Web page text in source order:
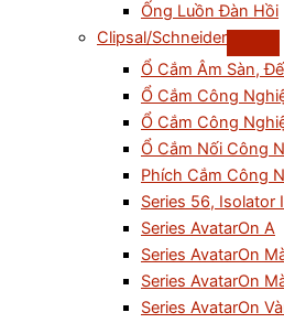
Ống Luồn Đàn Hồi
Clipsal/Schneider
Ổ Cắm Âm Sàn,
Ổ Cắm Công
Ổ Cắm Công
Ổ Cắm Nối Công
Phích Cắm Công
Series 56, Isolator
Series AvatarOn A
Series AvatarOn
Series AvatarOn
Series AvatarOn